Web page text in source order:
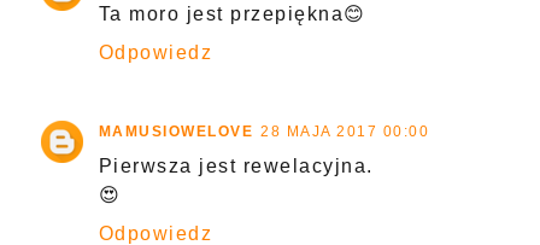
Ta moro jest przepiękna😊
Odpowiedz
MAMUSIOWELOVE 28 MAJA 2017 00:00
Pierwsza jest rewelacyjna.
😍
Odpowiedz